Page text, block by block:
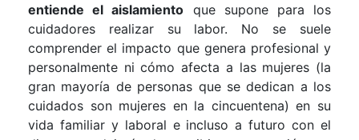
entiende el aislamiento que supone para los
cuidadores realizar su labor. No se suele
comprender el impacto que genera profesional y
personalmente ni cómo afecta a las mujeres (la
gran mayoría de personas que se dedican a los
cuidados son mujeres en la cincuentena) en su
vida familiar y laboral e incluso a futuro con el